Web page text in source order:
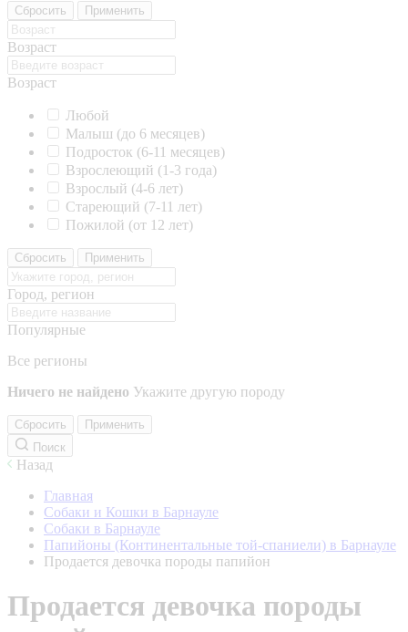
Сбросить Применить
Возраст
Возраст
Любой
Малыш (до 6 месяцев)
Подросток (6-11 месяцев)
Взрослеющий (1-3 года)
Взрослый (4-6 лет)
Стареющий (7-11 лет)
Пожилой (от 12 лет)
Сбросить Применить
Город, регион
Популярные
Все регионы
Ничего не найдено Укажите другую породу
Сбросить
Применить
Поиск
Назад
Главная
Собаки и Кошки в Барнауле
Собаки в Барнауле
Папийоны (Континентальные той-спаниели) в Барнауле
Продается девочка породы папийон
Продается девочка породы